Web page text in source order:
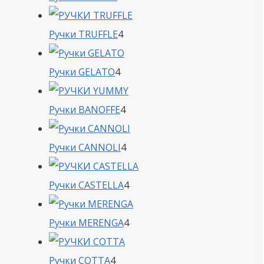
товара
Ручки TRUFFLE44
товара
Ручки GELATO44
товара
Ручки BANOFFE44
товара
Ручки CANNOLI44
товара
Ручки CASTELLA44
товара
Ручки MERENGA44
Ручки COTTA44